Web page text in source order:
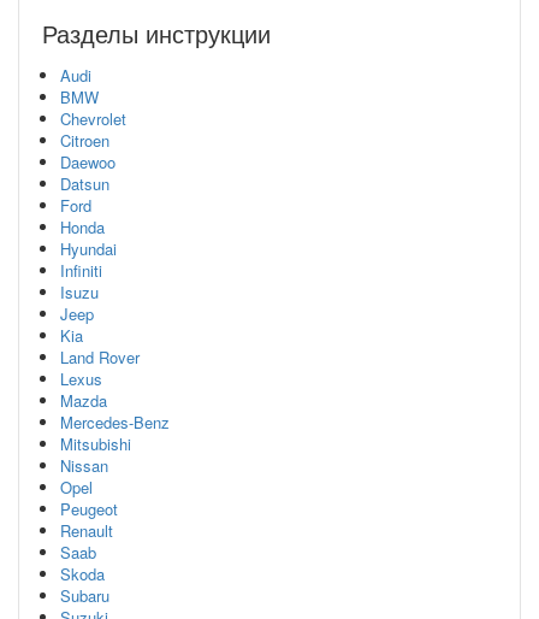
Разделы инструкции
Audi
BMW
Chevrolet
Citroen
Daewoo
Datsun
Ford
Honda
Hyundai
Infiniti
Isuzu
Jeep
Kia
Land Rover
Lexus
Mazda
Mercedes-Benz
Mitsubishi
Nissan
Opel
Peugeot
Renault
Saab
Skoda
Subaru